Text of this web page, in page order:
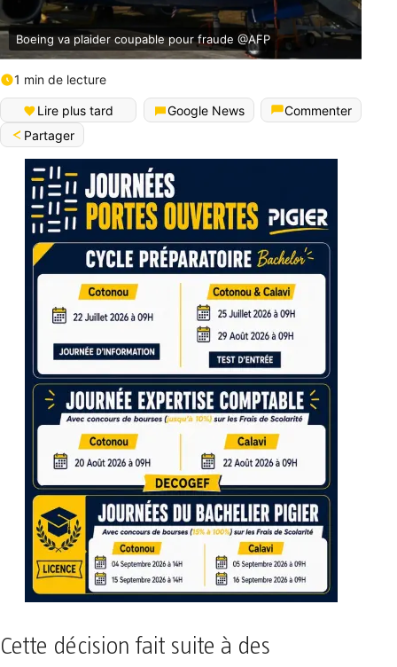
Boeing va plaider coupable pour fraude @AFP
1 min de lecture
Lire plus tard Google News
Commenter
Partager
Cette décision fait suite à des